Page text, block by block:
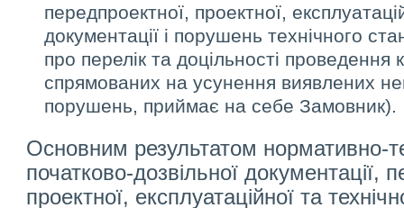
передпроектної, проектної,
документації і порушень технічного
про перелік та доцільності проведення
спрямованих на усунення виявлених
порушень, приймає на себе Замовник).
Основним результатом нормативно-
початково-дозвільної документації,
проектної, експлуатаційної та